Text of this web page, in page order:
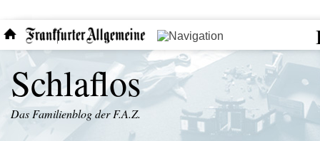
Schlaflos
Das Familienblog der F.A.Z.